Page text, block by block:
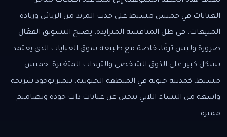
العبايات في خميس مشيط على جذب المزيد من الزبائن وزيادة
المبيعات. في ظل المنافسة المتزايدة، يصبح التسويق الفعّال
ضرورة وليس ترفًا، خاصة مع طبيعة سوق العبايات الذي يعتمد
بشكل كبير على الذوق الشخصي والترندات المتغيرة. خميس
مشيط، كمدينة حيوية في المنطقة الجنوبية، تتميز بوجود شريحة
واسعة من النساء اللاتي يبحثن عن عبايات ذات جودة وتصاميم
مميزة.